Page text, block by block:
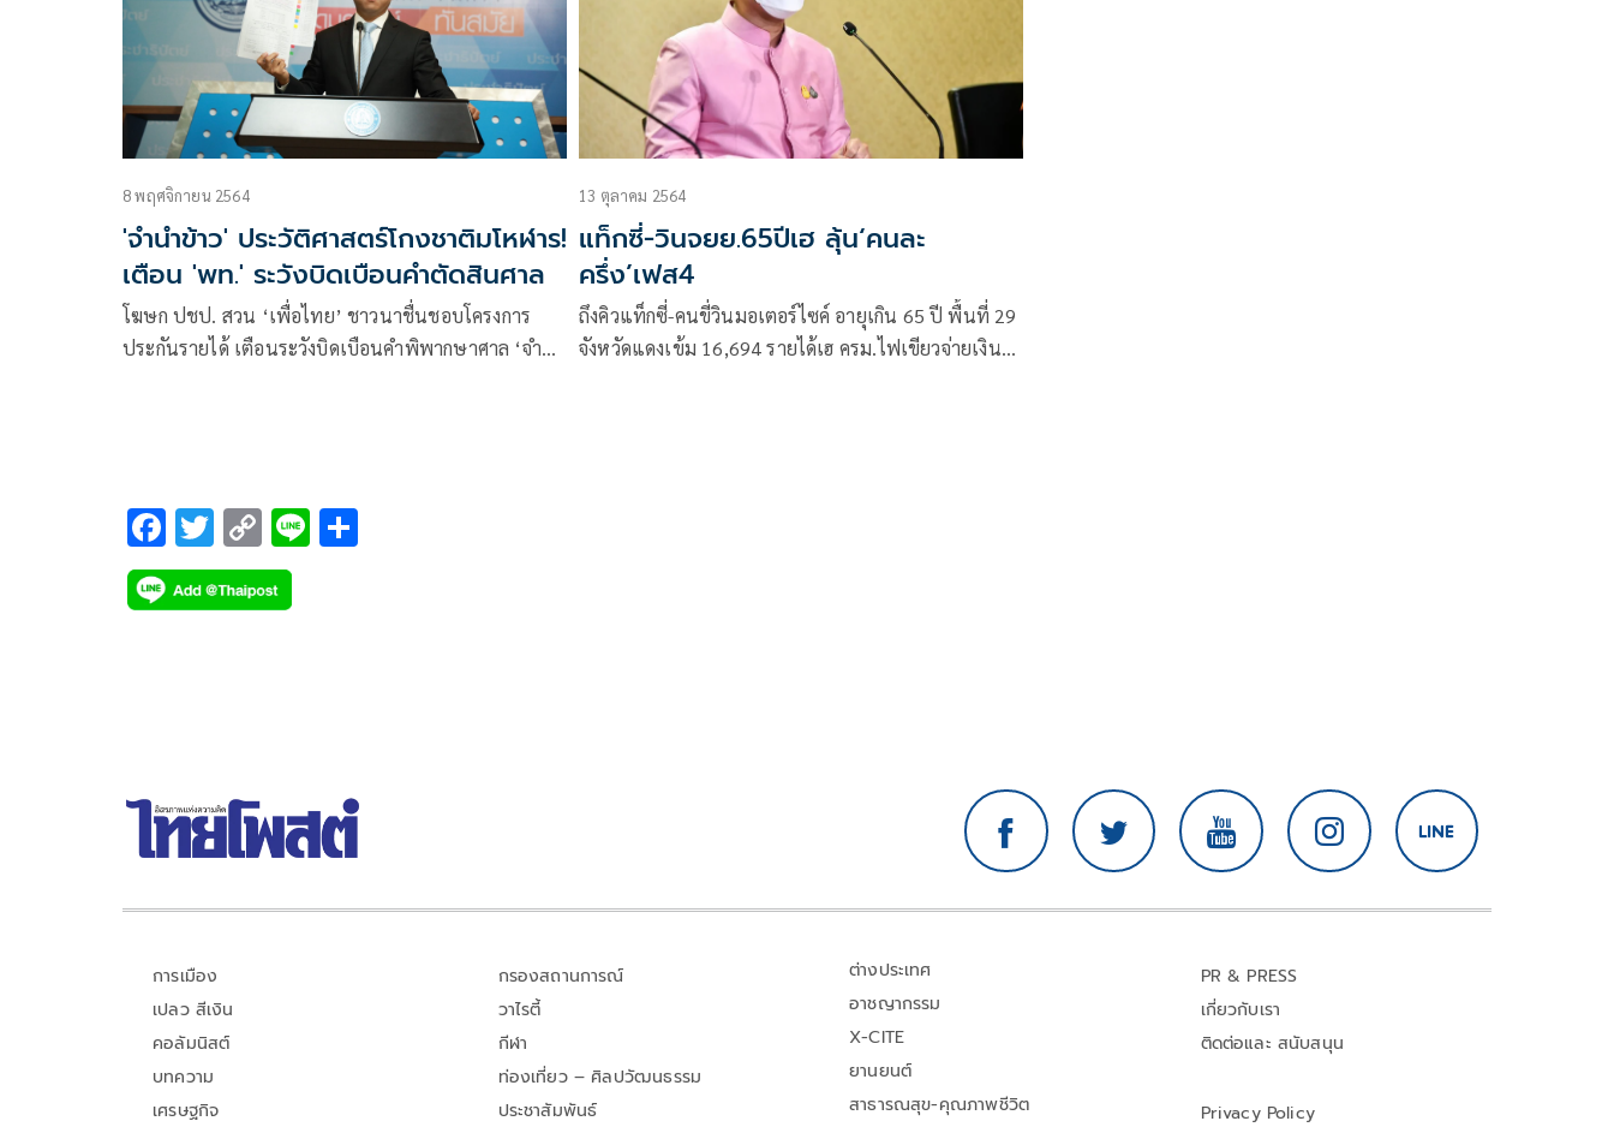
8 พฤศจิกายน 2564
'จำนำข้าว' ประวัติศาสตร์โกงชาติมโหฬาร!
เตือน 'พท.' ระวังบิดเบือนคำตัดสินศาล
โฆษก ปชป. สวน ‘เพื่อไทย’ ชาวนาชื่นชอบโครงการ
ประกันรายได้ เตือนระวังบิดเบือนคำพิพากษาศาล ‘จำนำ
13 ตุลาคม 2564
แท็กซี่-วินจยย.65ปีเฮ ลุ้น‘คนละ
ครึ่ง’เฟส4
ถึงคิวแท็กซี่-คนขี่วินมอเตอร์ไซค์ อายุเกิน​ 65​ ปี พื้นที่ 29
จังหวัดแดงเข้ม 16,694 รายได้เฮ ​ครม.ไฟเขียวจ่ายเงิน
F
ac
e
T
wi
tt
C
o
p
Li
การเมือง
เปลว สีเงิน
คอลัมนิสต์
บทความ
เศรษฐกิจ
กรองสถานการณ์
วาไรตี้
กีฬา
ท่องเที่ยว – ศิลปวัฒนธรรม
ประชาสัมพันธ์
ต่างประเทศ
อาชญากรรม
X-CITE
ยานยนต์
สาธารณสุข-คุณภาพชีวิต
PR & PRESS
เกี่ยวกับเรา
ติดต่อและ สนับสนุน
Privacy Policy